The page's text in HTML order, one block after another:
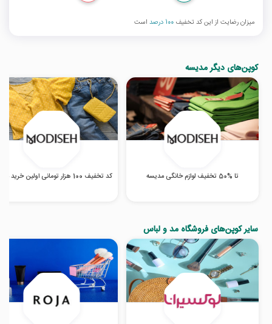
میزان رضایت از این کد تخفیف 100 درصد است
کوپن‌های دیگر مدیسه
تا %50 تخفیف لوازم خانگی مدیسه کد تخفیف 100 هزار تومانی اولین خرید مدیسه
سایر کوپن‌های فروشگاه مد و لباس